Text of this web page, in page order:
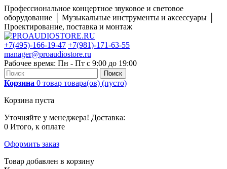
Профессиональное концертное звуковое и световое
оборудование │ Музыкальные инструменты и аксессуары │
Проектирование, поставка и монтаж
+7(495)-166-19-47 +7(981)-171-63-55
manager@proaudiostore.ru
Рабочее время: Пн - Пт с 9:00 до 19:00
Поиск
Корзина 0 товар товара(ов) (пусто)
Корзина пуста
Уточняйте у менеджера! Доставка:
0 Итого, к оплате
Оформить заказ
Товар добавлен в корзину